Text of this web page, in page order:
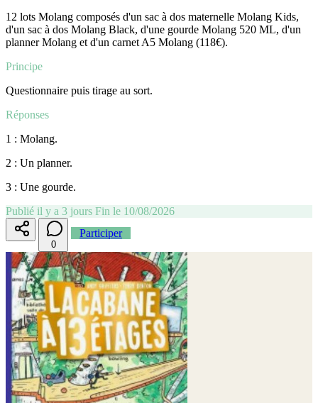
12 lots Molang composés d'un sac à dos maternelle Molang Kids,
d'un sac à dos Molang Black, d'une gourde Molang 520 ML, d'un
planner Molang et d'un carnet A5 Molang (118€).
Principe
Questionnaire puis tirage au sort.
Réponses
1 : Molang.
2 : Un planner.
3 : Une gourde.
Publié il y a 3 jours Fin le 10/08/2026
0
Participer